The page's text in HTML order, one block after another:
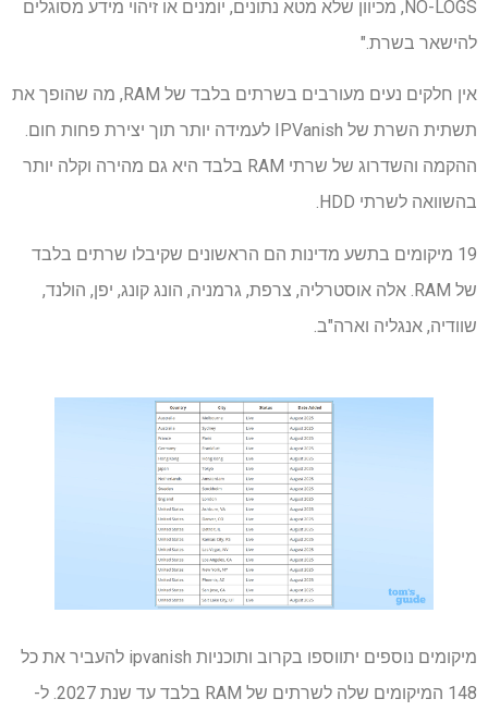
NO-LOGS, מכיוון שלא מטא נתונים, יומנים או זיהוי מידע מסוגלים
להישאר בשרת."
אין חלקים נעים מעורבים בשרתים בלבד של RAM, מה שהופך את
תשתית השרת של IPVanish לעמידה יותר תוך יצירת פחות חום.
ההקמה והשדרוג של שרתי RAM בלבד היא גם מהירה וקלה יותר
בהשוואה לשרתי HDD.
19 מיקומים בתשע מדינות הם הראשונים שקיבלו שרתים בלבד
של RAM. אלה אוסטרליה, צרפת, גרמניה, הונג קונג, יפן, הולנד,
שוודיה, אנגליה וארה"ב.
מיקומים נוספים יתווספו בקרוב ותוכניות ipvanish להעביר את כל
148 המיקומים שלה לשרתים של RAM בלבד עד שנת 2027. ל-